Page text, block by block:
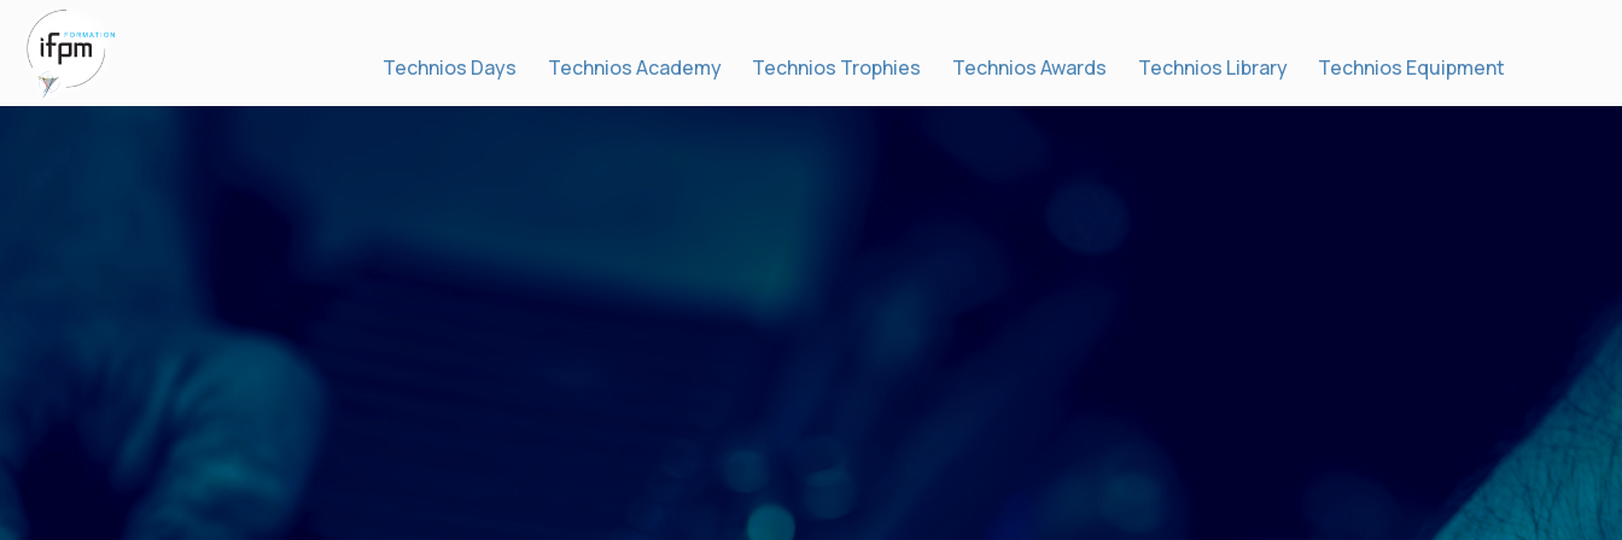
Technios Days Technios Academy Technios Trophies Technios Awards Technios Library Technios Equipment